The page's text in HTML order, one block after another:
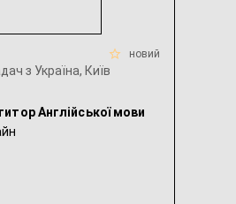
з Україна, Київ
новий
Англійської мови